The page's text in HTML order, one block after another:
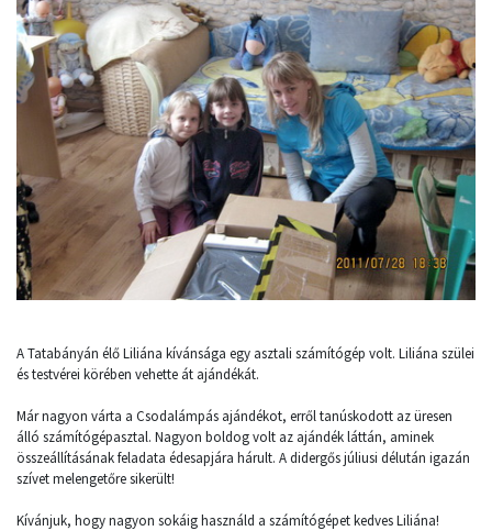
A Tatabányán élő Liliána kívánsága egy asztali számítógép volt. Liliána szülei
és testvérei körében vehette át ajándékát.
Már nagyon várta a Csodalámpás ajándékot, erről tanúskodott az üresen
álló számítógépasztal. Nagyon boldog volt az ajándék láttán, aminek
összeállításának feladata édesapjára hárult. A didergős júliusi délután igazán
szívet melengetőre sikerült!
Kívánjuk, hogy nagyon sokáig használd a számítógépet kedves Liliána!